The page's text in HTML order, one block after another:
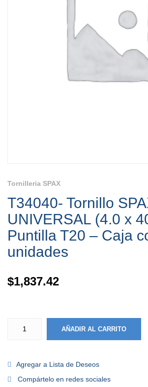
Tornilleria SPAX
T34040- Tornillo
UNIVERSAL (4.0 x
Puntilla T20 – Caja
unidades
$1,837.42
AÑADIR AL CARRITO
Agregar a Lista de Deseos
Compártelo en redes sociales